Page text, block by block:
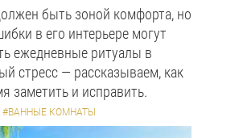
быть зоной комфорта, но
в его интерьере могут
ежедневные ритуалы в
стресс — рассказываем, как
заметить и исправить.
#ВАННЫЕ КОМНАТЫ